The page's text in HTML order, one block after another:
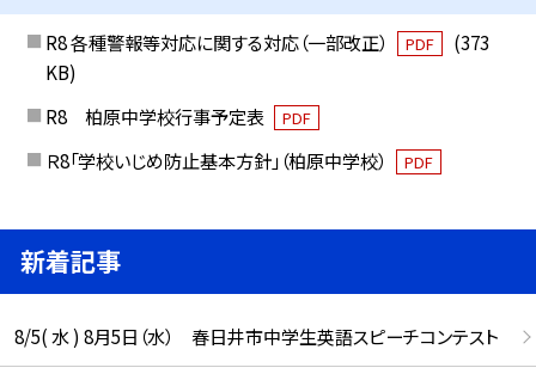
R8 各種警報等対応に関する対応（一部改正） PDF
(373
KB)
R8 柏原中学校行事予定表
PDF
Ｒ8「学校いじめ防止基本方針」（柏原中学校） PDF
新着記事
8/5( 水 ) 8月5日（水） 春日井市中学生英語スピーチコンテスト